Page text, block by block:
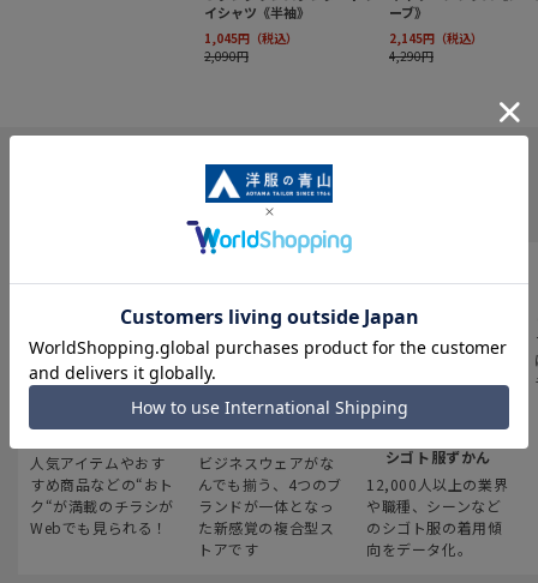
INFORMATION
最新のお買い得情報
人気アイテムやおす
すめ商品などの“おト
ク“が満載のチラシが
Webでも見られる！
スーツスクエア
ビジネスウェアがな
んでも揃う、4つのブ
ランドが一体となっ
た新感覚の複合型ス
トアです
みんなの
シゴト服ずかん
12,000人以上の業界
や職種、シーンなど
のシゴト服の着用傾
向をデータ化。